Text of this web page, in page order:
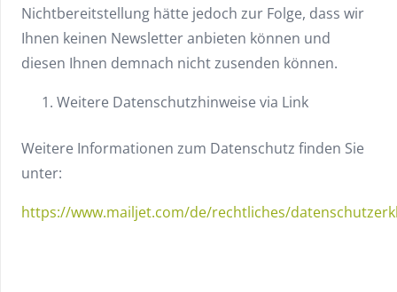
Nichtbereitstellung hätte jedoch zur Folge, dass wir
Ihnen keinen Newsletter anbieten können und
diesen Ihnen demnach nicht zusenden können.
Weitere Datenschutzhinweise via Link
Weitere Informationen zum Datenschutz finden Sie
unter:
https://www.mailjet.com/de/rechtliches/